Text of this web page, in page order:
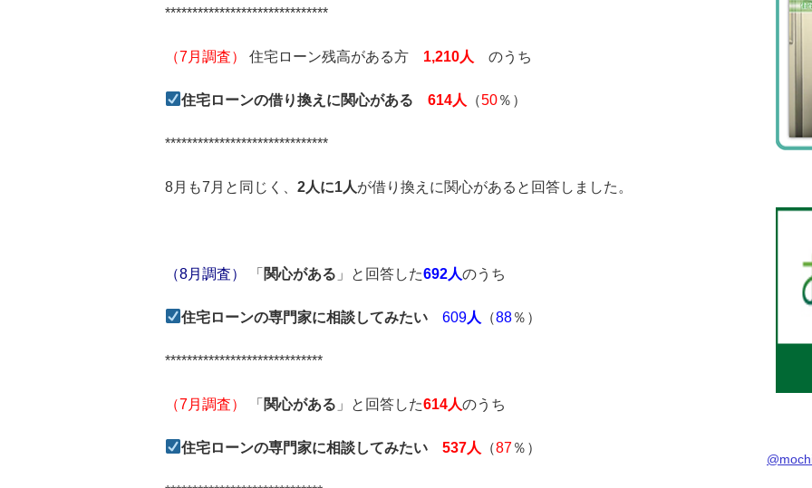
******************************
（7月調査） 住宅ローン残高がある方 1,210人 のうち
住宅ローンの借り換えに関心がある 614人 （50％）
******************************
8月も7月と同じく、 2人に1人が借り換えに関心があると回答しました。
（8月調査） 「 関心がある 」と回答した692人のうち
住宅ローンの専門家に相談してみたい 609人 （88％）
*****************************
（7月調査） 「 関心がある 」と回答した614人のうち
住宅ローンの専門家に相談してみたい 537人 （87％）